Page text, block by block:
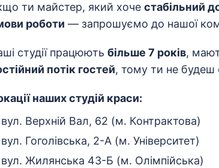
ти майстер, який хоче стабільний
роботи — запрошуємо до нашої
студії працюють більше 7 років,
потік гостей, тому ти не будеш
наших студій краси:
вул. Верхній Вал, 62 (м. Контрактова)
вул. Гоголівська, 2-А (м. Університет)
вул. Жилянська 43-Б (м. Олімпійська)